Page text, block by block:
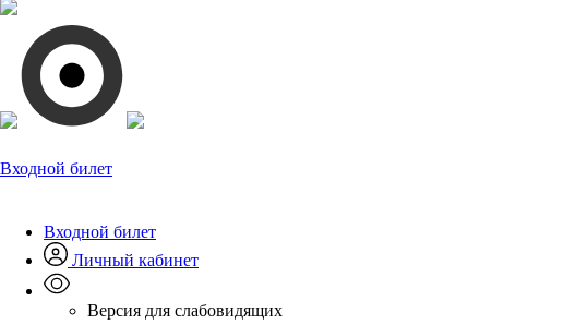
Входной билет
Входной билет
Личный кабинет
Версия для слабовидящих